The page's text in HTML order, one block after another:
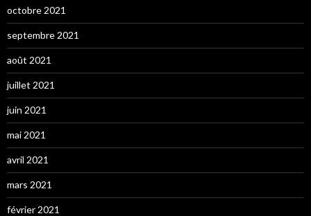
octobre 2021
septembre 2021
août 2021
juillet 2021
juin 2021
mai 2021
avril 2021
mars 2021
février 2021